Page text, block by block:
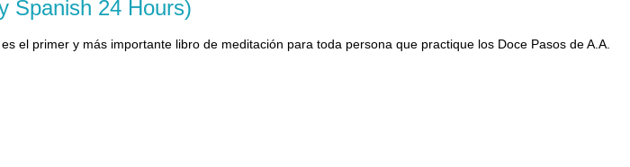
Spanish 24 Hours)
el primer y más importante libro de meditación para toda persona que practique los Doce Pasos de A.A.